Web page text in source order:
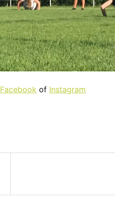
Facebook of Instagram